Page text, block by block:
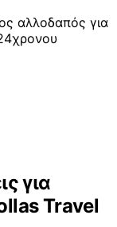
αλλοδαπός για
για
Travel